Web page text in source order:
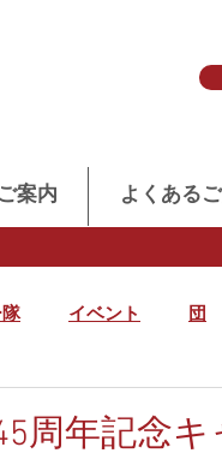
案内 よくある
イベント 団
周年記念キ